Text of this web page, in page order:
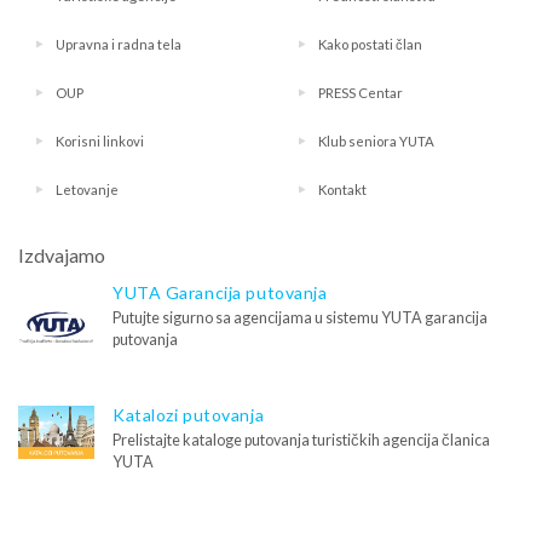
Upravna i radna tela Kako postati član
OUP PRESS Centar
Korisni linkovi Klub seniora YUTA
Letovanje Kontakt
Izdvajamo
YUTA Garancija putovanja
Putujte sigurno sa agencijama u sistemu YUTA garancija
putovanja
Katalozi putovanja
Prelistajte kataloge putovanja turističkih agencija članica
YUTA